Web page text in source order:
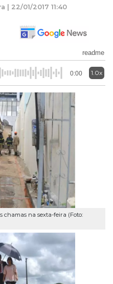
| 22/01/2017 11:40
readme
0:00 1.0x
chamas na sexta-feira (Foto: